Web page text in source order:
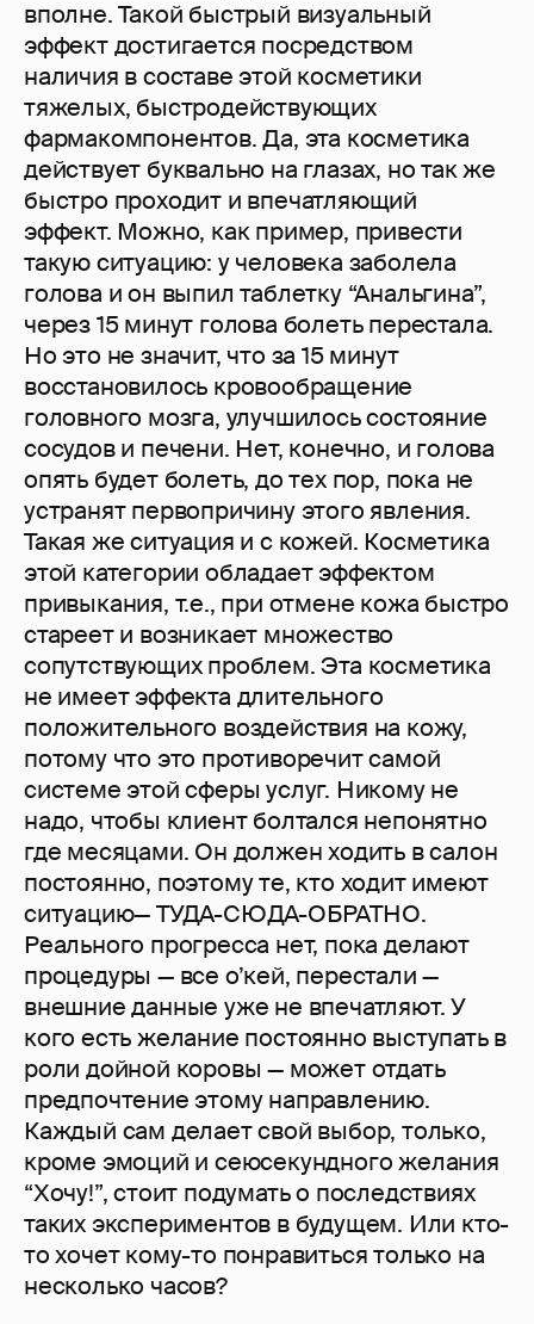
вполне. Такой быстрый визуальный
эффект достигается посредством
наличия в составе этой косметики
тяжелых, быстродействующих
фармакомпонентов. Да, эта косметика
действует буквально на глазах, но так же
быстро проходит и впечатляющий
эффект. Можно, как пример, привести
такую ситуацию: у человека заболела
голова и он выпил таблетку “Анальгина”,
через 15 минут голова болеть перестала.
Но это не значит, что за 15 минут
восстановилось кровообращение
головного мозга, улучшилось состояние
сосудов и печени. Нет, конечно, и голова
опять будет болеть, до тех пор, пока не
устранят первопричину этого явления.
Такая же ситуация и с кожей. Косметика
этой категории обладает эффектом
привыкания, т.е., при отмене кожа быстро
стареет и возникает множество
сопутствующих проблем. Эта косметика
не имеет эффекта длительного
положительного воздействия на кожу,
потому что это противоречит самой
системе этой сферы услуг. Никому не
надо, чтобы клиент болтался непонятно
где месяцами. Он должен ходить в салон
постоянно, поэтому те, кто ходит имеют
ситуацию— ТУДА-СЮДА-ОБРАТНО.
Реального прогресса нет, пока делают
процедуры — все о’кей, перестали —
внешние данные уже не впечатляют. У
кого есть желание постоянно выступать в
роли дойной коровы — может отдать
предпочтение этому направлению.
Каждый сам делает свой выбор, только,
кроме эмоций и сеюсекундного желания
“Хочу!”, стоит подумать о последствиях
таких экспериментов в будущем. Или кто-
то хочет кому-то понравиться только на
несколько часов?